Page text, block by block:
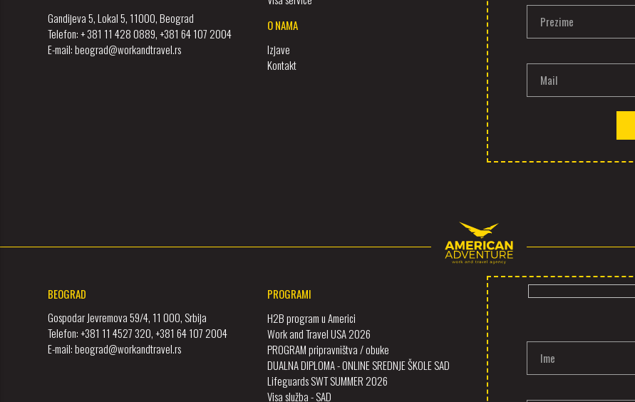
Gandijeva 5, Lokal 5, 11000, Beograd
Telefon: + 381 11 428 0889, +381 64 107 2004
E-mail: beograd@workandtravel.rs
O NAMA
Izjave
Kontakt
Prezime
Mail
BEOGRAD
Gospodar Jevremova 59/4, 11 000, Srbija
Telefon: +381 11 4527 320, +381 64 107 2004
E-mail: beograd@workandtravel.rs
PROGRAMI
H2B program u Americi
Work and Travel USA 2026
PROGRAM pripravništva / obuke
DUALNA DIPLOMA - ONLINE SREDNJE ŠKOLE SAD
Lifeguards SWT SUMMER 2026
Visa služba - SAD
Ime